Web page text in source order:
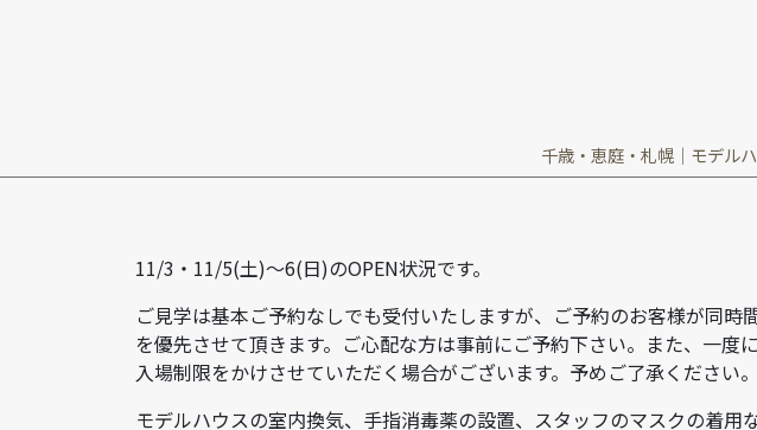
千歳・恵庭・札幌｜モデル
11/3・11/5(土)～6(日)のOPEN状況です。
ご見学は基本ご予約なしでも受付いたしますが、ご予約のお客様が同
を優先させて頂きます。ご心配な方は事前にご予約下さい。また、一度
入場制限をかけさせていただく場合がございます。予めご了承ください。
モデルハウスの室内換気、手指消毒薬の設置、スタッフのマスクの着用